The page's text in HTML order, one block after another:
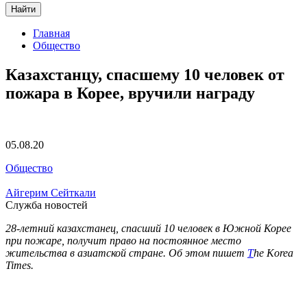
Найти
Главная
Общество
Казахстанцу, спасшему 10 человек от
пожара в Корее, вручили награду
05.08.20
Общество
Айгерим Сейткали
Служба новостей
28-летний казахстанец, спасший 10 человек в Южной Корее
при пожаре, получит право на постоянное место
жительства в азиатской стране. Об этом пишет The Korea
Times.